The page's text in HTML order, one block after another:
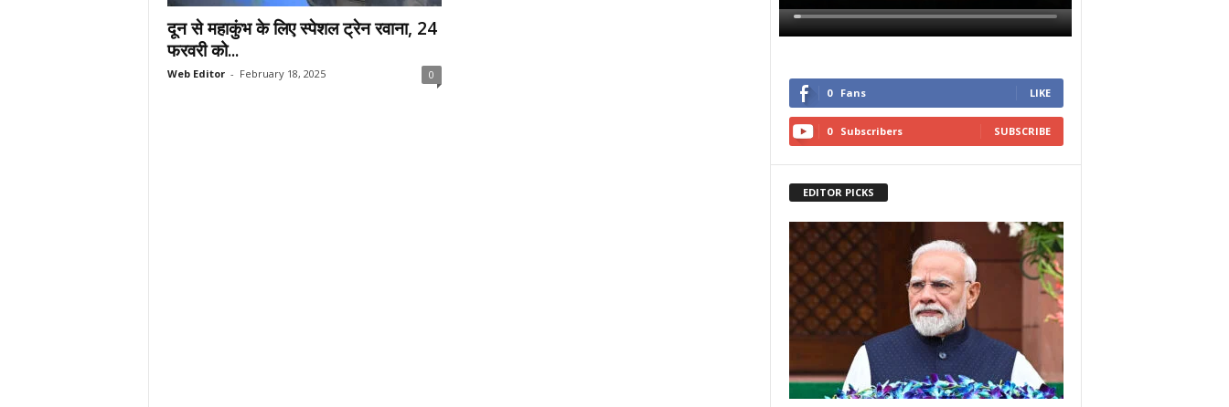
दून से महाकुंभ के लिए स्पेशल ट्रेन रवाना, 24
फरवरी को...
Web Editor - February 18, 2025 0
0 Fans LIKE
0 Subscribers SUBSCRIBE
EDITOR PICKS